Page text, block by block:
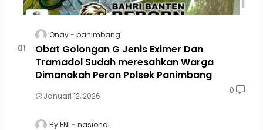
Onay panimbang
Obat Golongan G Jenis Eximer Dan
Tramadol Sudah meresahkan Warga
Dimanakah Peran Polsek Panimbang
Januari 12, 2026
0
By ENI nasional